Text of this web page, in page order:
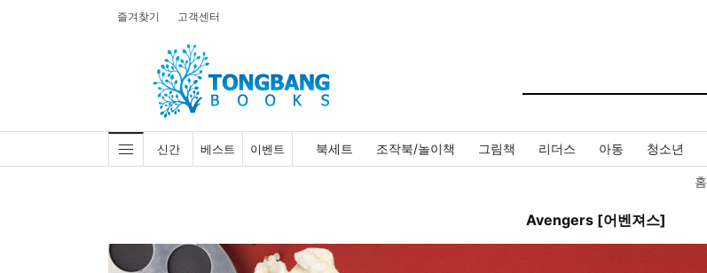
즐겨찾기 고객센터
신간 베스트 이벤트 북세트 조작북/놀이책 그림책 리더스 아동 청소년
홈
Avengers [어벤져스]